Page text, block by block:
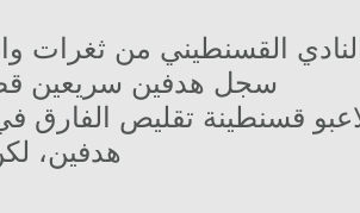
القسنطيني من ثغرات
سجل هدفين سريعين
قسنطينة تقليص
هدفين،